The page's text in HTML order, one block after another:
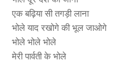
एक बढ़िया सी तगड़ी लाना
भोले याद रखोगे की भूल जाओगे
भोले भोले भोले
मेरी पार्वती के भोले